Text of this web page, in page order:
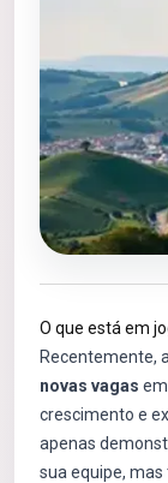
O que está em
Recentemente,
novas vagas
crescimento e
apenas
sua equipe,